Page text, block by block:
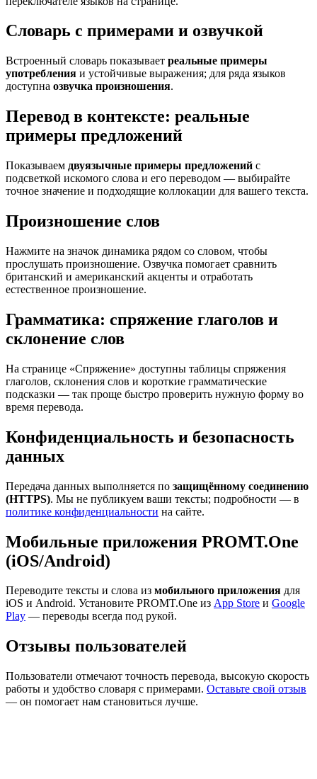
Словарь с примерами и озвучкой
Встроенный словарь показывает реальные примеры
употребления и устойчивые выражения; для ряда языков
доступна озвучка произношения.
Перевод в контексте: реальные
примеры предложений
Показываем двуязычные примеры предложений с
подсветкой искомого слова и его переводом — выбирайте
точное значение и подходящие коллокации для вашего текста.
Произношение слов
Нажмите на значок динамика рядом со словом, чтобы
прослушать произношение. Озвучка помогает сравнить
британский и американский акценты и отработать
естественное произношение.
Грамматика: спряжение глаголов и
склонение слов
На странице «Спряжение» доступны таблицы спряжения
глаголов, склонения слов и короткие грамматические
подсказки — так проще быстро проверить нужную форму во
время перевода.
Конфиденциальность и безопасность
данных
Передача данных выполняется по защищённому соединению
(HTTPS). Мы не публикуем ваши тексты; подробности — в
политике конфиденциальности на сайте.
Мобильные приложения PROMT.One
(iOS/Android)
Переводите тексты и слова из мобильного приложения для
iOS и Android. Установите PROMT.One из App Store и Google
Play — переводы всегда под рукой.
Отзывы пользователей
Пользователи отмечают точность перевода, высокую скорость
работы и удобство словаря с примерами. Оставьте свой отзыв
— он помогает нам становиться лучше.